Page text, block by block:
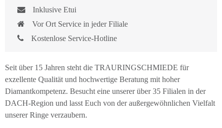
Inklusive Etui
Vor Ort Service in jeder Filiale
Kostenlose Service-Hotline
Seit über 15 Jahren steht die TRAURINGSCHMIEDE für
exzellente Qualität und hochwertige Beratung mit hoher
Diamantkompetenz. Besucht eine unserer über 35 Filialen in der
DACH-Region und lasst Euch von der außergewöhnlichen Vielfalt
unserer Ringe verzaubern.